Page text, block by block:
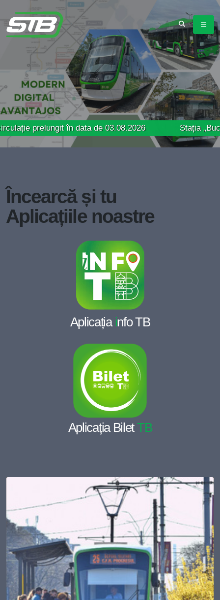
în data de 03.08.2026 Stația „Bucur Obor”
Încearcă și tu
Aplicațiile noastre
Aplicația info TB
Aplicația BiletTB